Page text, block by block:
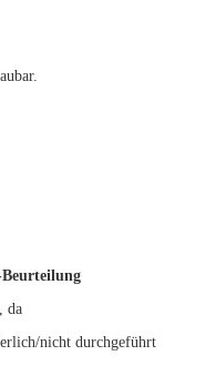
Beurteilung
da
nicht durchgeführt